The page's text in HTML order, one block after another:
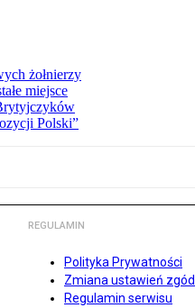
żołnierzy
miejsce
Polski”
REGULAMIN
Polityka Prywatności
Zmiana ustawień zgód
Regulamin serwisu